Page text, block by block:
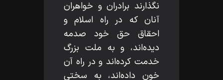
نگذارند برادران و خواهران
آنان كه در راه اسلام و
احقاق حق خود صدمه
ديده‌اند، و به ملت بزرگ
خدمت كرده‌اند و در راه آن
خون داده‌اند، به سختى